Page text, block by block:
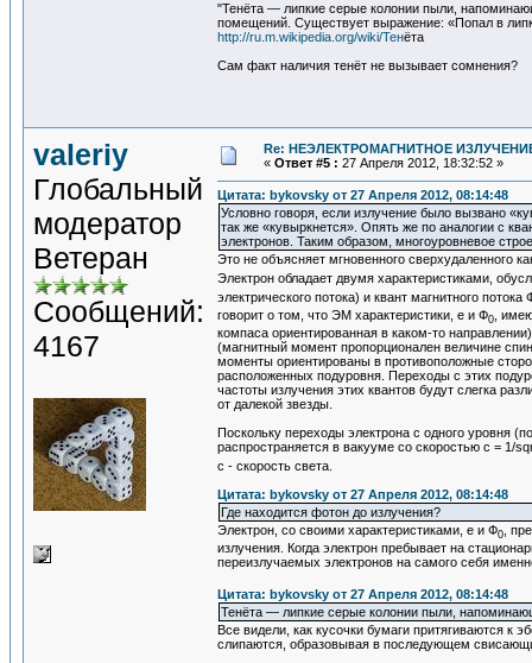
"Тенёта — липкие серые колонии пыли,
помещений. Существует выражение: «Попал в
http://ru.m.wikipedia.org/wiki/Тенёта
Сам факт наличия тенёт не вызывает сомнения?
valeriy
Глобальный
модератор
Ветеран
Сообщений:
4167
Re: НЕЭЛЕКТРОМАГНИТНОЕ
« Ответ #5 : 27 Апреля 2012, 18:32:52 »
Цитата: bykovsky от 27 Апреля 2012, 08:14:48
Условно говоря, если излучение было вызвано
так же «кувыркнется». Опять же по аналогии с
электронов. Таким образом, многоуровневое
Это не объясняет мгновенного сверхудаленного
Электрон обладает двумя характеристиками,
электрического потока) и квант магнитного потока
говорит о том, что ЭМ характеристики, е и Ф0 ,
компаса ориентированная в каком-то
(магнитный момент пропорционален величине
моменты ориентированы в противоположные
расположенных подуровня. Переходы с этих
частоты излучения этих квантов будут слегка
от далекой звезды.
Поскольку переходы электрона с одного уровня
распространяется в вакууме со скоростью c = 1/
с - скорость света.
Цитата: bykovsky от 27 Апреля 2012, 08:14:48
Где находится фотон до излучения?
Электрон, со своими характеристиками, е и Ф0 ,
излучения. Когда электрон пребывает на
переизлучаемых электронов на самого себя
Цитата: bykovsky от 27 Апреля 2012, 08:14:48
Тенёта — липкие серые колонии пыли,
Все видели, как кусочки бумаги притягиваются к
слипаются, образовывая в последующем